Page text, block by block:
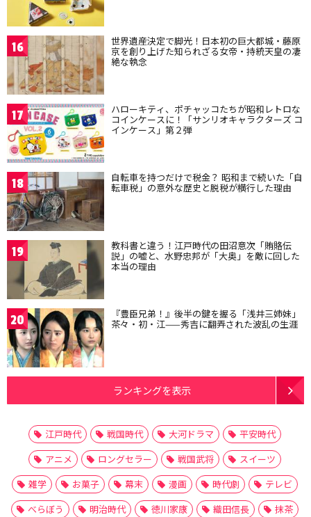
16 世界遺産決定で脚光！日本初の巨大都城・藤原
京を創り上げた知られざる女帝・持統天皇の凄
絶な執念
17 ハローキティ、ポチャッコたちが昭和レトロな
コインケースに！「サンリオキャラクターズ コ
インケース」第２弾
18 自転車を持つだけで税金？ 昭和まで続いた「自
転車税」の意外な歴史と脱税が横行した理由
19 教科書と違う！江戸時代の田沼意次「賄賂伝
説」の嘘と、水野忠邦が「大奥」を敵に回した
本当の理由
20 『豊臣兄弟！』後半の鍵を握る「浅井三姉妹」
茶々・初・江——秀吉に翻弄された波乱の生涯
ランキングを表示
江戸時代 戦国時代 大河ドラマ
平安時代
アニメ
ロングセラー 戦国武将
スイーツ
雑学
お菓子 幕末 漫画 時代劇
テレビ
べらぼう
明治時代 徳川家康 織田信長
抹茶